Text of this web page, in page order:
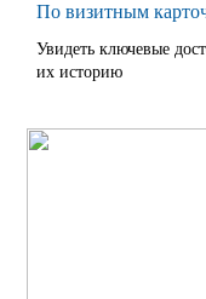
По визитным
Увидеть ключевые
их историю